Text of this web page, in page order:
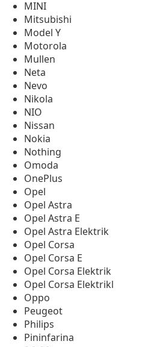
MINI
Mitsubishi
Model Y
Motorola
Mullen
Neta
Nevo
Nikola
NIO
Nissan
Nokia
Nothing
Omoda
OnePlus
Opel
Opel Astra
Opel Astra E
Opel Astra Elektrik
Opel Corsa
Opel Corsa E
Opel Corsa Elektrik
Opel Corsa Elektrikl
Oppo
Peugeot
Philips
Pininfarina